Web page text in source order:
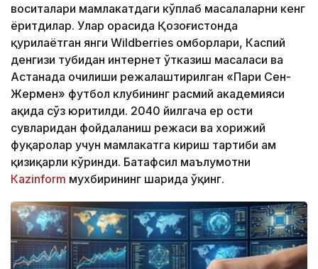
воситалари мамлакатдаги кўплаб масалаларни кенг
ёритдилар. Улар орасида Қозоғистонда
қурилаётган янги Wildberries омборлари, Каспий
денгизи тубидан интернет ўтказиш масаласи ва
Астанада очилиши режалаштирилган «Пари Сен-
Жермен» футбол клубининг расмий академияси
ҳақида сўз юритилди. 2040 йилгача ер ости
сувларидан фойдаланиш режаси ва хорижий
фуқаролар учун мамлакатга кириш тартиби ҳам
қизиқарли кўринди. Батафсил маълумотни
Кazinform мухбирининг шарҳида ўқинг.